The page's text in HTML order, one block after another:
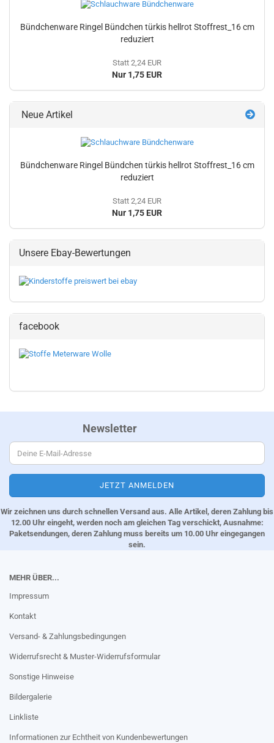
Bündchenware Ringel Bündchen türkis hellrot Stoffrest_16 cm
reduziert
Statt 2,24 EUR
Nur 1,75 EUR
Neue Artikel
Bündchenware Ringel Bündchen türkis hellrot Stoffrest_16 cm
reduziert
Statt 2,24 EUR
Nur 1,75 EUR
Unsere Ebay-Bewertungen
facebook
Newsletter
Wir zeichnen uns durch schnellen Versand aus. Alle Artikel, deren Zahlung bis
12.00 Uhr eingeht, werden noch am gleichen Tag verschickt, Ausnahme:
Paketsendungen, deren Zahlung muss bereits um 10.00 Uhr eingegangen
sein.
MEHR ÜBER...
Impressum
Kontakt
Versand- & Zahlungsbedingungen
Widerrufsrecht & Muster-Widerrufsformular
Sonstige Hinweise
Bildergalerie
Linkliste
Informationen zur Echtheit von Kundenbewertungen